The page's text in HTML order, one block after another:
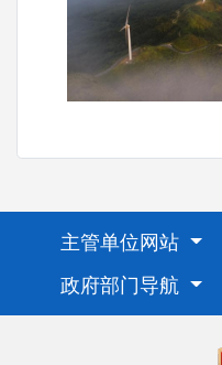
主管单位网站
政府部门导航